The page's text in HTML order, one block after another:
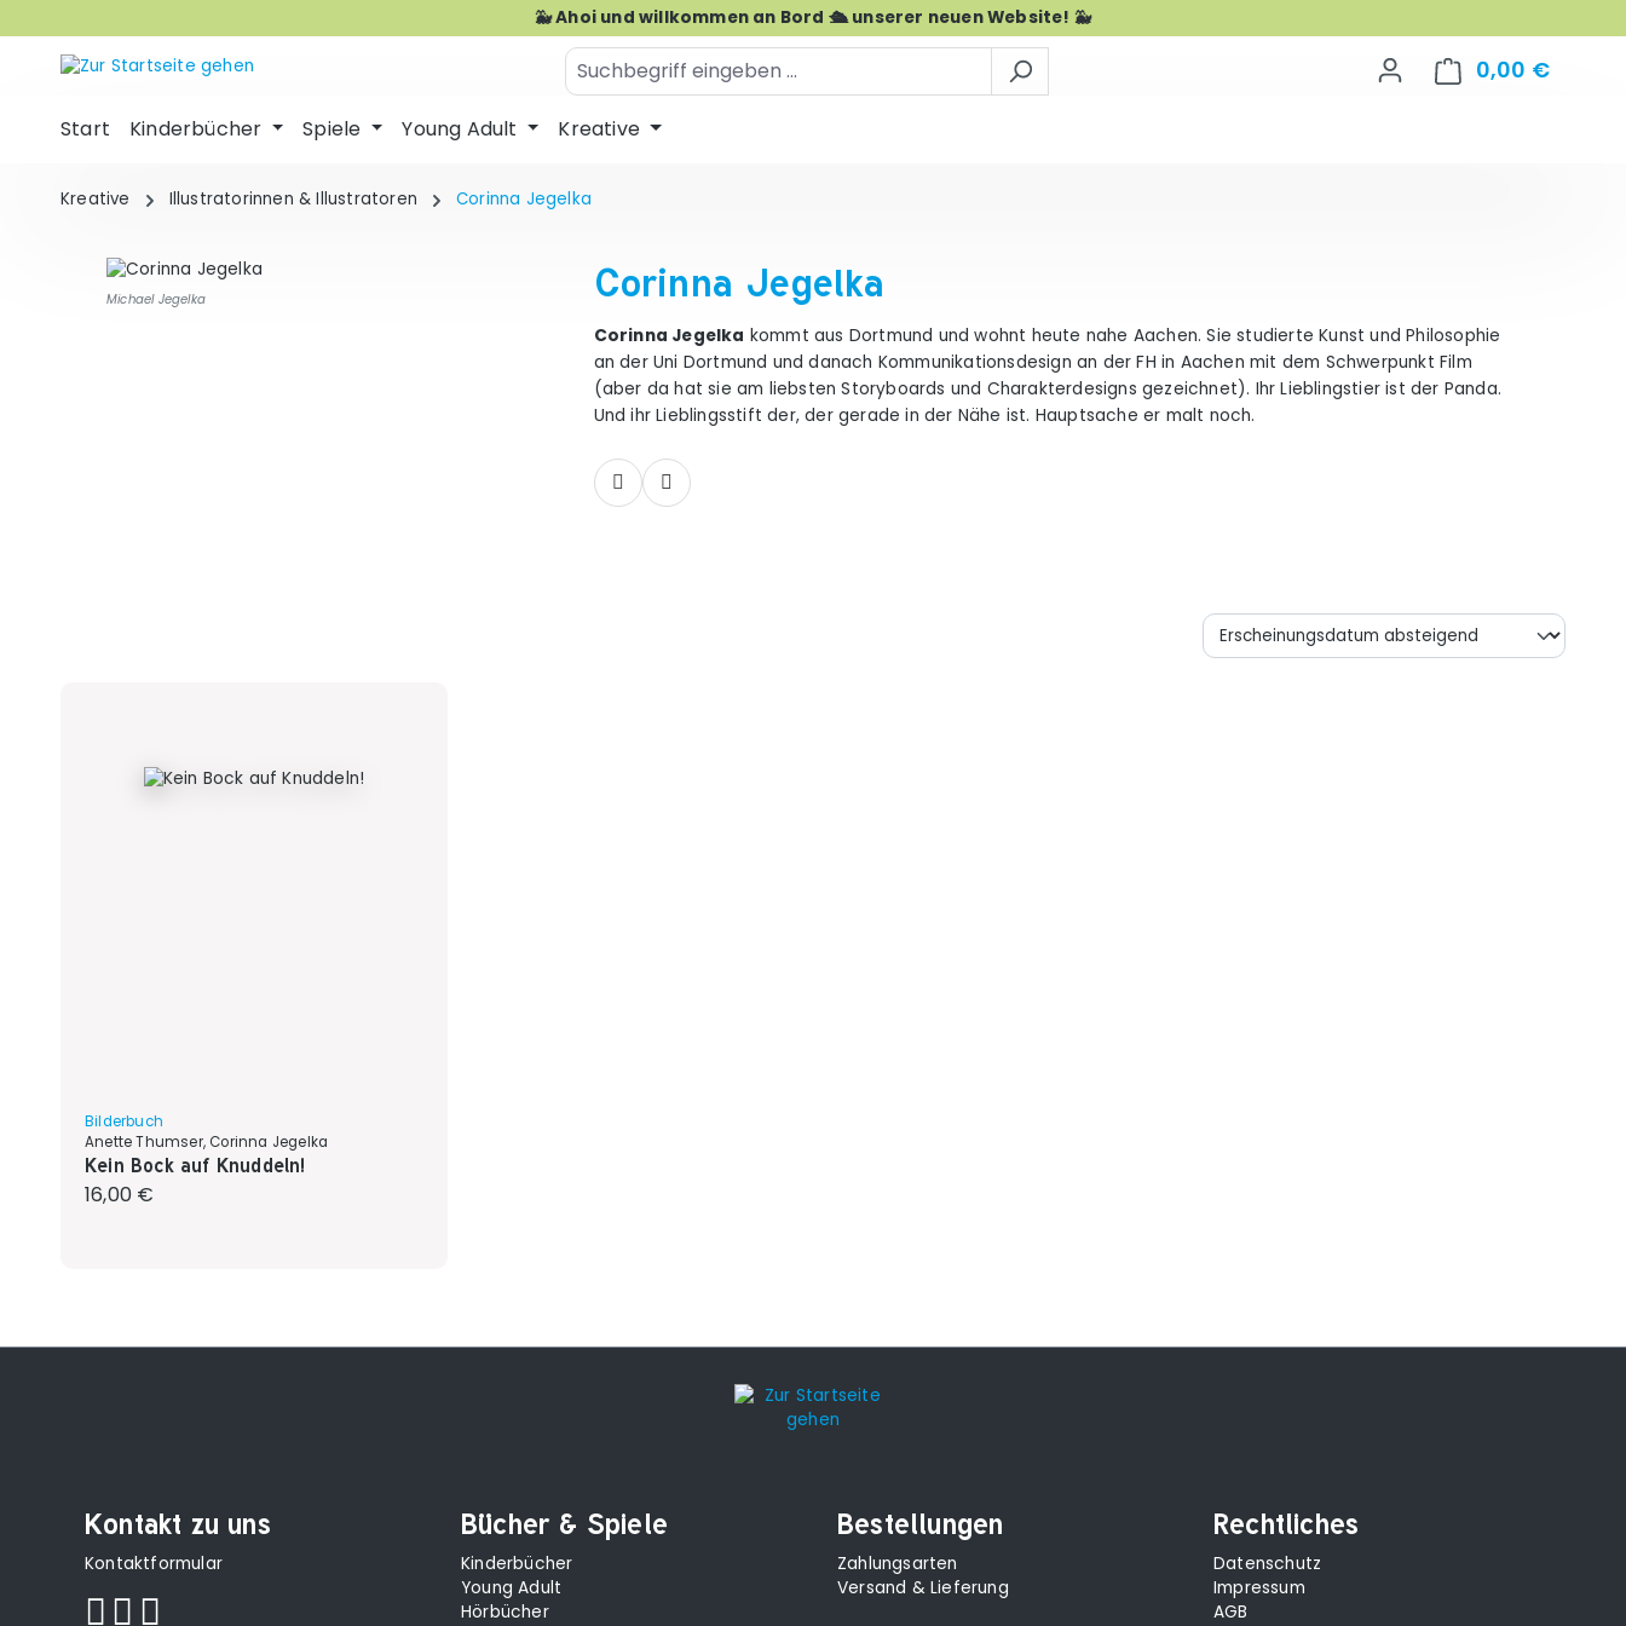
🐳 Ahoi und willkommen an Bord 🛳️ unserer neuen Website! 🐳
0,00 €
Start Kinderbücher Spiele Young Adult Kreative
Kreative Illustratorinnen & Illustratoren Corinna Jegelka
Michael Jegelka Corinna Jegelka
Corinna Jegelka kommt aus Dortmund und wohnt heute nahe Aachen. Sie studierte Kunst und Philosophie
an der Uni Dortmund und danach Kommunikationsdesign an der FH in Aachen mit dem Schwerpunkt Film
(aber da hat sie am liebsten Storyboards und Charakterdesigns gezeichnet). Ihr Lieblingstier ist der Panda.
Und ihr Lieblingsstift der, der gerade in der Nähe ist. Hauptsache er malt noch.
Bilderbuch
Anette Thumser, Corinna Jegelka
Kein Bock auf Knuddeln!
Regulärer Preis:
16,00 €
Kontakt zu uns
Kontaktformular
Bücher & Spiele
Kinderbücher
Young Adult
Hörbücher
Bestellungen
Zahlungsarten
Versand & Lieferung
Rechtliches
Datenschutz
Impressum
AGB